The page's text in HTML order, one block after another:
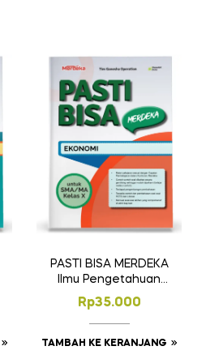
PASTI BISA MERDEKA
Ilmu Pengetahuan
Sosial – Ekonomi
SMA/MA Kelas X
Rp35.000
TAMBAH KE KERANJANG